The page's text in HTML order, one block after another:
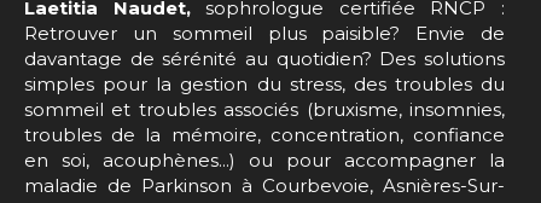
Laetitia Naudet,sophrologue certifiée RNCP :
Retrouver un sommeil plus paisible? Envie de
davantage de sérénité au quotidien? Des solutions
simples pour la gestion du stress, des troubles du
sommeil et troubles associés (bruxisme, insomnies,
troubles de la mémoire, concentration, confiance
en soi, acouphènes...) ou pour accompagner la
maladie de Parkinson à Courbevoie, Asnières-Sur-